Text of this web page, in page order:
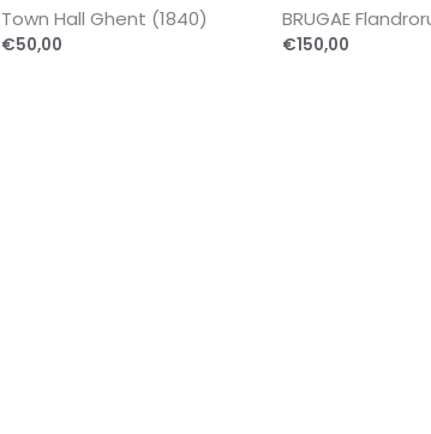
Town Hall Ghent (1840)
€50,00
BRUGAE
€150,00